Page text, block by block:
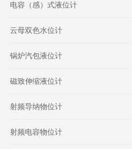
电容（感）式液位计
云母双色水位计
锅炉汽包液位计
磁致伸缩液位计
射频导纳物位计
射频电容物位计